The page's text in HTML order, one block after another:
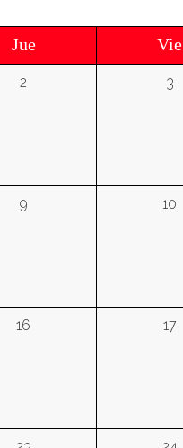
Jue Vie
2 3
9 10
16 17